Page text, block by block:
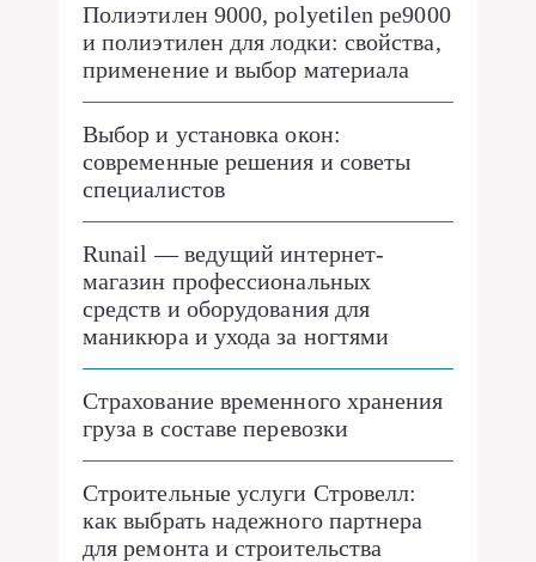
Полиэтилен 9000, polyetilen pe9000
и полиэтилен для лодки: свойства,
применение и выбор материала
Выбор и установка окон:
современные решения и советы
специалистов
Runail — ведущий интернет-
магазин профессиональных
средств и оборудования для
маникюра и ухода за ногтями
Страхование временного хранения
груза в составе перевозки
Строительные услуги Стровелл:
как выбрать надежного партнера
для ремонта и строительства